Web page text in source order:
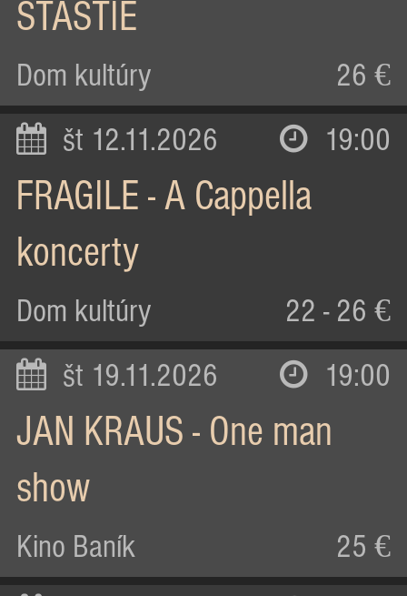
ŠŤASTIE
Dom kultúry 26 €
št 12.11.2026 19:00
FRAGILE - A Cappella
koncerty
Dom kultúry 22 - 26 €
št 19.11.2026 19:00
JAN KRAUS - One man
show
Kino Baník 25 €